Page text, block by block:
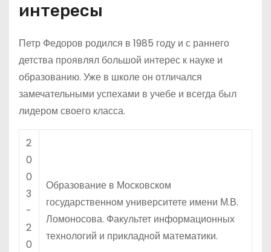
интересы
Петр Федоров родился в 1985 году и с раннего
детства проявлял большой интерес к науке и
образованию. Уже в школе он отличался
замечательными успехами в учебе и всегда был
лидером своего класса.
2
0
0
3
-
2
0
Образование в Московском
государственном университете имени М.В.
Ломоносова. Факультет информационных
технологий и прикладной математики.